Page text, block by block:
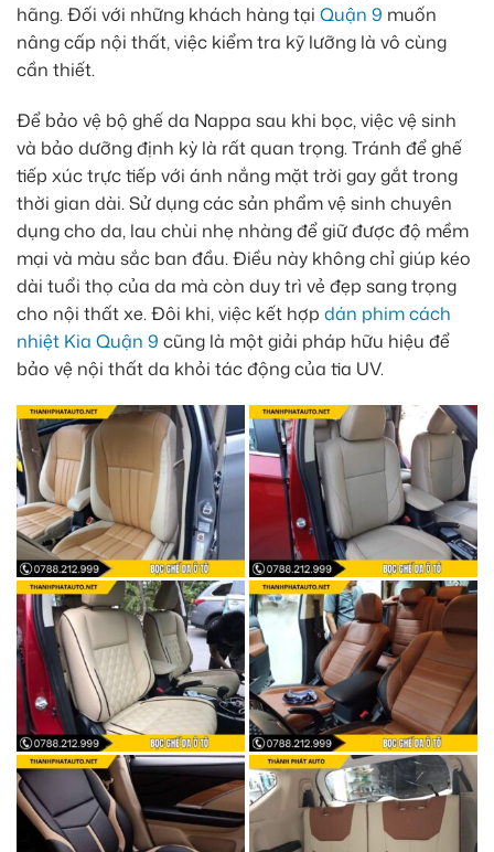
hãng. Đối với những khách hàng tại Quận 9 muốn
nâng cấp nội thất, việc kiểm tra kỹ lưỡng là vô cùng
cần thiết.
Để bảo vệ bộ ghế da Nappa sau khi bọc, việc vệ sinh
và bảo dưỡng định kỳ là rất quan trọng. Tránh để ghế
tiếp xúc trực tiếp với ánh nắng mặt trời gay gắt trong
thời gian dài. Sử dụng các sản phẩm vệ sinh chuyên
dụng cho da, lau chùi nhẹ nhàng để giữ được độ mềm
mại và màu sắc ban đầu. Điều này không chỉ giúp kéo
dài tuổi thọ của da mà còn duy trì vẻ đẹp sang trọng
cho nội thất xe. Đôi khi, việc kết hợp dán phim cách
nhiệt Kia Quận 9 cũng là một giải pháp hữu hiệu để
bảo vệ nội thất da khỏi tác động của tia UV.